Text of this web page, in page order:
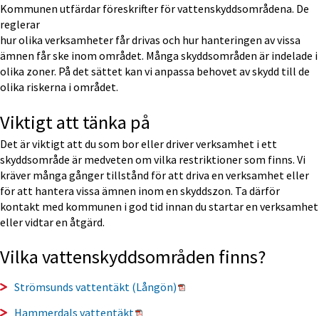
Kommunen utfärdar föreskrifter för vattenskyddsområdena. De
reglerar
hur olika verksamheter får drivas och hur hanteringen av vissa
ämnen får ske inom området. Många skyddsområden är indelade i
olika zoner. På det sättet kan vi anpassa behovet av skydd till de
olika riskerna i området.
Viktigt att tänka på
Det är viktigt att du som bor eller driver verksamhet i ett
skyddsområde är medveten om vilka restriktioner som finns. Vi
kräver många gånger tillstånd för att driva en verksamhet eller
för att hantera vissa ämnen inom en skyddszon. Ta därför
kontakt med kommunen i god tid innan du startar en verksamhet
eller vidtar en åtgärd.
Vilka vattenskyddsområden finns?
Strömsunds vattentäkt (Långön) Pdf, 764 kB, öppnas i nytt
Hammerdals vattentäkt Pdf, 492 kB, öppnas i nytt fönster.